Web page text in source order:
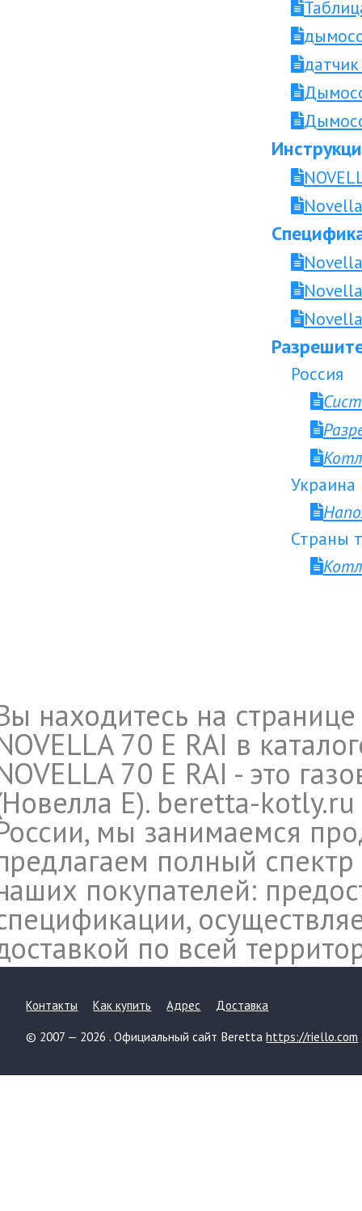
Россия
Украина
Страны
находитесь на странице
70 E RAI в
70 E RAI - это
Е). beretta-
мы занимаемся
полный
покупателей:
по всей
Контакты Как купить Адрес Доставка
© 2007 — 2026 . Официальный сайт Berettahttps://riello.com